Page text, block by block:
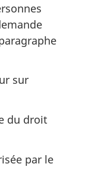
sur
du droit
par le